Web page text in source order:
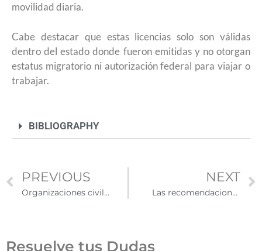
movilidad diaria.
Cabe destacar que estas licencias solo son válidas
dentro del estado donde fueron emitidas y no otorgan
estatus migratorio ni autorización federal para viajar o
trabajar.
BIBLIOGRAPHY
PREVIOUS
Organizaciones civiles que brindan apoyo a inmigrantes mexicanos en EE. UU.
NEXT
Las recomendaciones para estudiantes en campus universitarios ante la presencia de ICE
Resuelve tus Dudas